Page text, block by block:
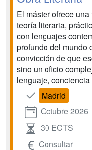
El máster ofrece
teoría literaria,
con lenguajes
profundo del mundo
convicción de que
sino un oficio
lenguaje,
Madrid
Octubre 2026
30 ECTS
Consultar